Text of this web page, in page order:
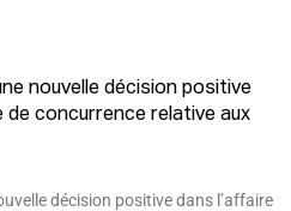
nouvelle décision positive
de concurrence relative aux
décision positive dans l’affaire